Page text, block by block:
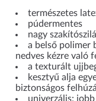
természetes
púdermentes
nagy
a belső polimer
nedves kézre való
a texturált
kesztyű alja
biztonságos
univerzális: